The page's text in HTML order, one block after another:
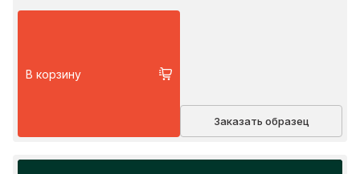
В корзину
Заказать образец